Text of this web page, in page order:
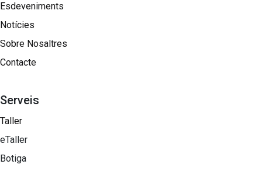
Esdeveniments
Notícies
Sobre Nosaltres​
Contacte
Serveis
Taller
eTaller
Botiga